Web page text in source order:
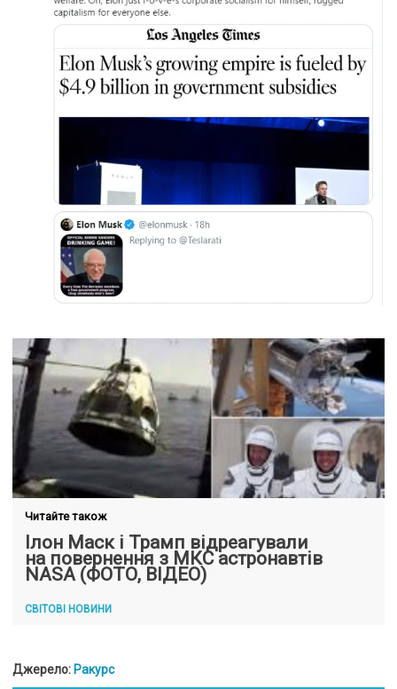
Читайте також
Ілон Маск і Трамп відреагували
на повернення з МКС астронавтів
NASA (ФОТО, ВІДЕО)
СВІТОВІ НОВИНИ
Джерело: Ракурс